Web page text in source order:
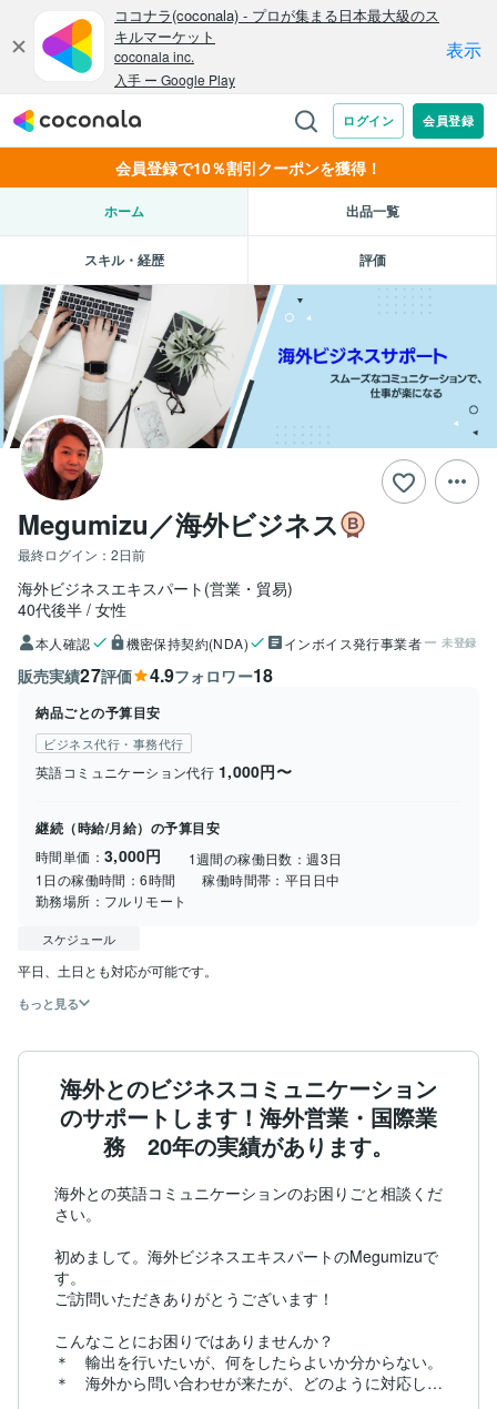
会員登録で10％割引クーポンを獲得！
ホーム 出品一覧
スキル・経歴 評価
Megumizu／海外ビジネス
最終ログイン： 2日前
海外ビジネスエキスパート(営業・貿易)
40代後半 女性
本人確認 機密保持契約(NDA) インボイス発行事業者 未登録
販売実績27評価 4.9フォロワー18
納品ごとの予算目安
ビジネス代行・事務代行
英語コミュニケーション代行 1,000円〜
継続（時給/月給）の予算目安
時間単価： 3,000円 1週間の稼働日数：週3日
1日の稼働時間：6時間 稼働時間帯： 平日日中
勤務場所： フルリモート
スケジュール
平日、土日とも対応が可能です。
もっと見る
海外とのビジネスコミュニケーション
のサポートします！海外営業・国際業
務 20年の実績があります。
海外との英語コミュニケーションのお困りごと相談くだ
さい。
初めまして。海外ビジネスエキスパートのMegumizuで
す。
ご訪問いただきありがとうございます！
こんなことにお困りではありませんか？
＊　輸出を行いたいが、何をしたらよいか分からない。
＊　海外から問い合わせが来たが、どのように対応して